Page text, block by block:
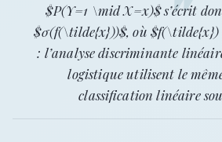
$P(Y=1 \mid X=x)$ s’écrit
$σ(f(\tilde{x}))$, où
: l’analyse discriminante
logistique utilisent le
classification linéaire